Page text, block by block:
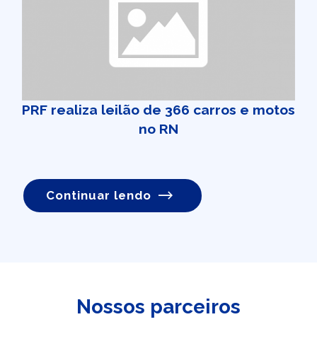
PRF realiza leilão de 366 carros e motos
no RN
Continuar lendo
Nossos parceiros